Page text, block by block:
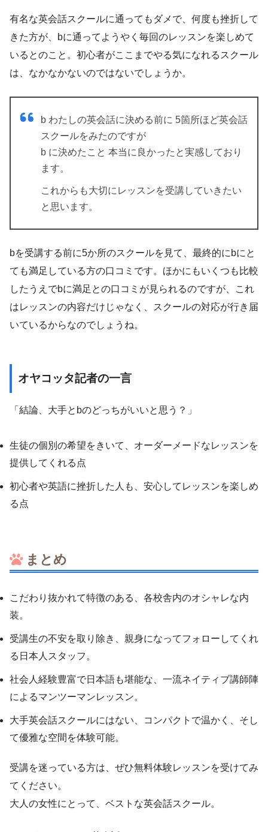
有名な英会話スクールに通ってもダメで、何度も挫折して
きた方が、bに通ってようやく毎回のレッスンを楽しめて
いるとのこと。初心者がここまでやる気になれるスクール
は、なかなかないのではないでしょうか。
b わたしの英会話に決める前に 5箇所ほど英会話
スクールをみたのですが
b に決めたこと 本当に良かったと実感しており
ます。
これからも大切にレッスンを受講していきたい
と思います。
bを受講する前に5か所のスクールを見て、最終的にbにと
ても満足している方の口コミです。ほかにもいくつも比較
したうえでbに満足との口コミが見られるのですが、これ
はレッスンの内容だけじゃなく、スクールの対応が行き届
いているからなのでしょうね。
オヤコッタ記者の一言
「結論、大手とbのどっちがいいと思う？」
生徒の個別の希望をきいて、オーダーメードなレッスンを
提供してくれる点
初心者や英語に挫折した人も、安心してレッスンを楽しめ
る点
まとめ
こだわり抜かれて特徴のある、各校舎内のオシャレな内
装。
受講生の不安を取り除き、親身になってフォローしてくれ
る日本人スタッフ。
社会人経験豊富で日本語も堪能な、一流ネイティブ講師陣
によるマンツーマンレッスン。
大手英会話スクールにはない、コンパクトで温かく、そし
て優雅な空間を体験可能。
受講を迷っている方は、ぜひ無料体験レッスンを受けてみ
てください。
大人の女性にとって、ベストな英会話スクール。